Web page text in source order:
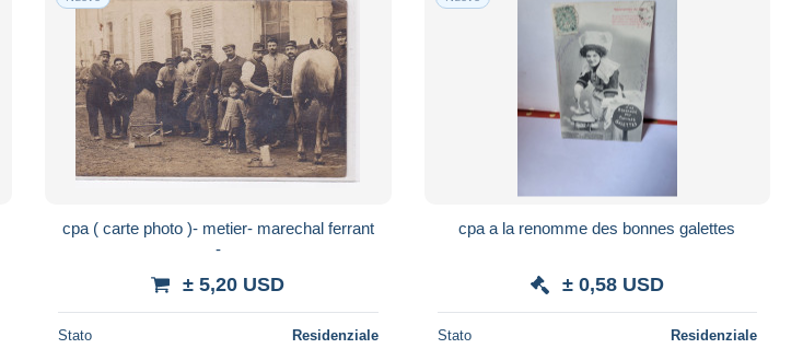
cpa ( carte photo )- metier- marechal ferrant
-
± 5,20 USD
Stato Residenziale
cpa a la renomme des bonnes galettes
± 0,58 USD
Stato Residenziale